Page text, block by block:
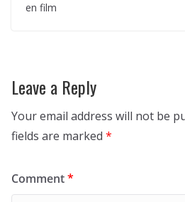
en film
Leave a Reply
Your email address will not be
fields are marked *
Comment*